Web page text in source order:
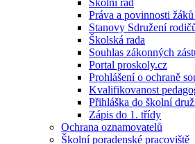
Školní řád
Práva a povinnosti
Stanovy Sdružení
Školská rada
Souhlas zákonných
Portal proskoly.cz
Prohlášení o ochraně
Kvalifikovanost
Přihláška do školní
Zápis do 1. třídy
Ochrana oznamovatelů
Školní poradenské pracoviště